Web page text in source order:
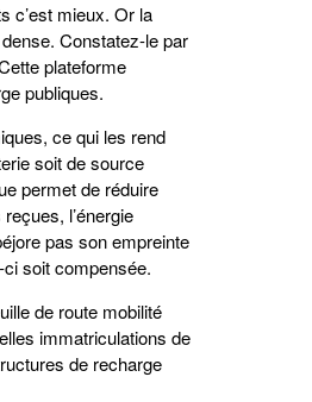
c’est mieux. Or la
Constatez-le par
plateforme
publiques.
ce qui les rend
soit de source
permet de réduire
l’énergie
pas son empreinte
soit compensée.
de route mobilité
immatriculations de
de recharge